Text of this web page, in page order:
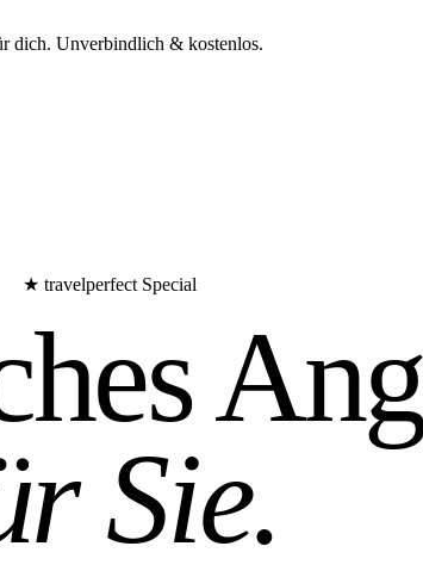
dich. Unverbindlich & kostenlos.
★ travelperfect Special
Sie.